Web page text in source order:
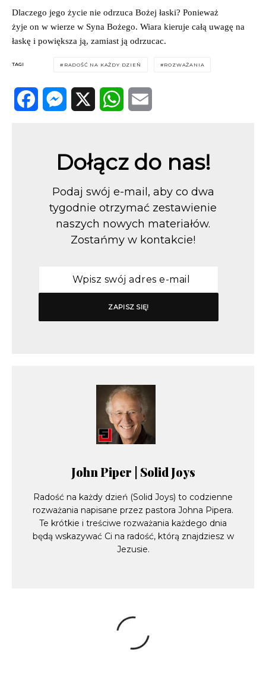
Dlaczego jego życie nie odrzuca Bożej łaski? Ponieważ
żyje on w wierze w Syna Bożego. Wiara kieruje całą uwagę na
łaskę i powiększa ją, zamiast ją odrzucac.
TAGI RADOŚĆ NA KAŻDY DZIEŃ ROZWAŻANIA
Dołącz do nas!
Podaj swój e-mail, aby co dwa
tygodnie otrzymać zestawienie
naszych nowych materiałów.
Zostańmy w kontakcie!
John Piper | Solid Joys
Radość na każdy dzień (Solid Joys) to codzienne
rozważania napisane przez pastora Johna Pipera.
Te krótkie i treściwe rozważania każdego dnia
będą wskazywać Ci na radość, którą znajdziesz w
Jezusie.